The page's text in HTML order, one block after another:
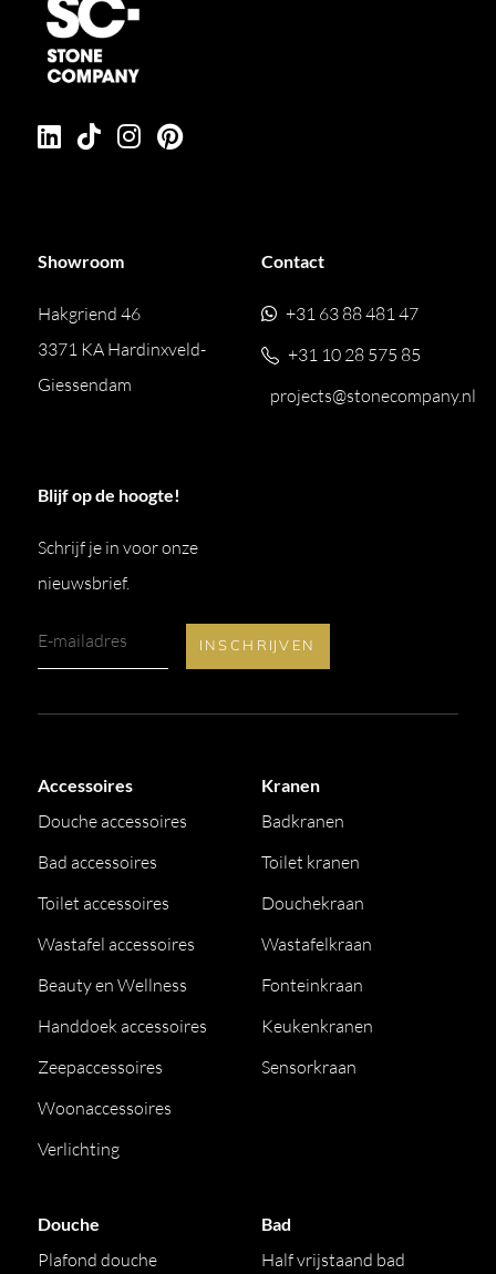
Showroom
Hakgriend 46
3371 KA Hardinxveld-
Giessendam
Contact
+31 63 88 481 47
+31 10 28 575 85
projects@stonecompany.nl
Blijf op de hoogte!
Schrijf je in voor onze
nieuwsbrief.
Accessoires
Douche accessoires
Bad accessoires
Toilet accessoires
Wastafel accessoires
Beauty en Wellness
Handdoek accessoires
Zeepaccessoires
Woonaccessoires
Verlichting
Kranen
Badkranen
Toilet kranen
Douchekraan
Wastafelkraan
Fonteinkraan
Keukenkranen
Sensorkraan
Douche
Plafond douche
Bad
Half vrijstaand bad